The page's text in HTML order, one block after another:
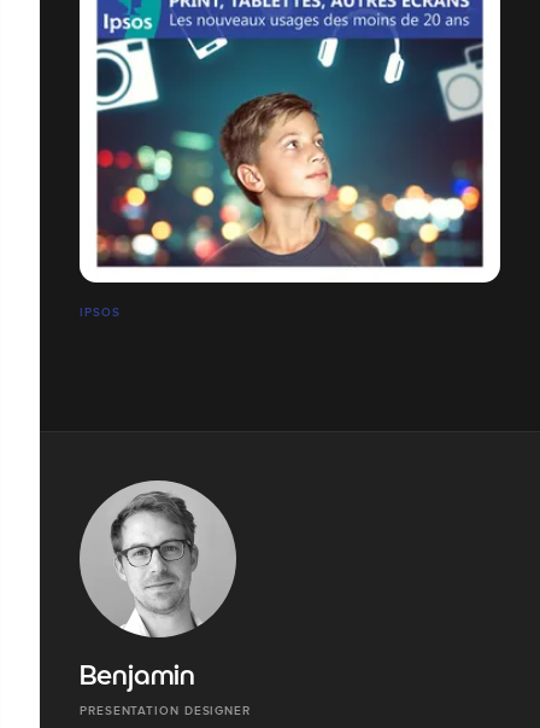
IPSOS
Benjamin
PRESENTATION DESIGNER